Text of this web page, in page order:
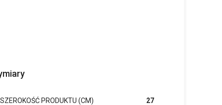
SZEROKOŚĆ PRODUKTU (CM) 27